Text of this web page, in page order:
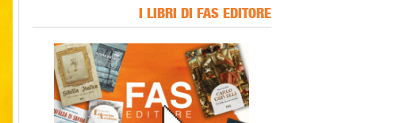
I LIBRI DI FAS EDITORE